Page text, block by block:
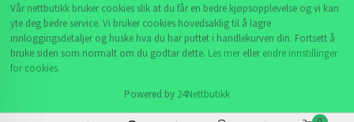
Vår nettbutikk bruker cookies slik at du får en bedre kjøpsopplevelse og vi kan
yte deg bedre service. Vi bruker cookies hovedsaklig til å lagre
innloggingsdetaljer og huske hva du har puttet i handlekurven din. Fortsett å
bruke siden som normalt om du godtar dette. Les merellerendre innstillinger
for cookies.
Powered by 24Nettbutikk